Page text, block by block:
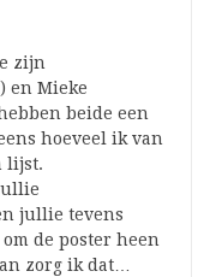
zijn
en Mieke
beide een
hoeveel ik van
lijst.
jullie tevens
de poster heen
zorg ik dat…